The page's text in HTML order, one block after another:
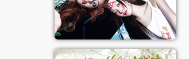
Voir le single